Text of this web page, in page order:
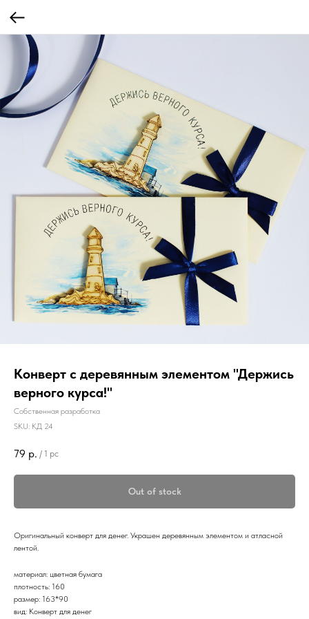
Конверт с деревянным элементом "Держись
верного курса!"
Собственная разработка
SKU: КД 24
79 р. / 1 pc
Out of stock
Оригинальный конверт для денег. Украшен деревянным элементом и атласной
лентой.
материал: цветная бумага
плотность: 160
размер: 163*90
вид: Конверт для денег